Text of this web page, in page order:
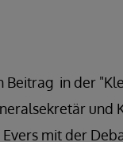
Beitrag in der
und
mit der